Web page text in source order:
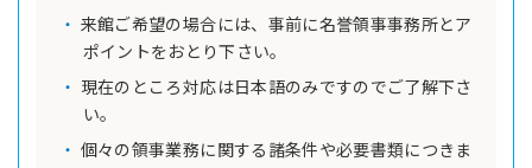
来館ご希望の場合には、事前に名誉領事事務所とア
ポイントをおとり下さい。
現在のところ対応は日本語のみですのでご了解下さ
い。
個々の領事業務に関する諸条件や必要書類につきま